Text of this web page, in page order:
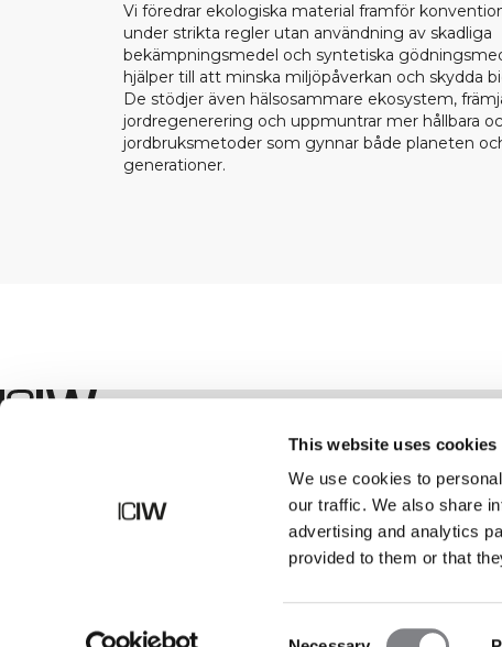
This website uses cookies
We use cookies to
our traffic. We also share
advertising and analytics
provided to them or that
Vi föredrar ekologiska material framför
under strikta regler utan användning av skadliga
bekämpningsmedel och syntetiska
hjälper till att minska miljöpåverkan och skydda
De stödjer även hälsosammare ekosystem,
jordregenerering och uppmuntrar mer hållbara
jordbruksmetoder som gynnar både planeten
generationer.